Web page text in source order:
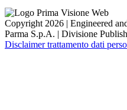
Copyright 2026 | Engineered
Parma S.p.A. | Divisione
Disclaimer trattamento dati